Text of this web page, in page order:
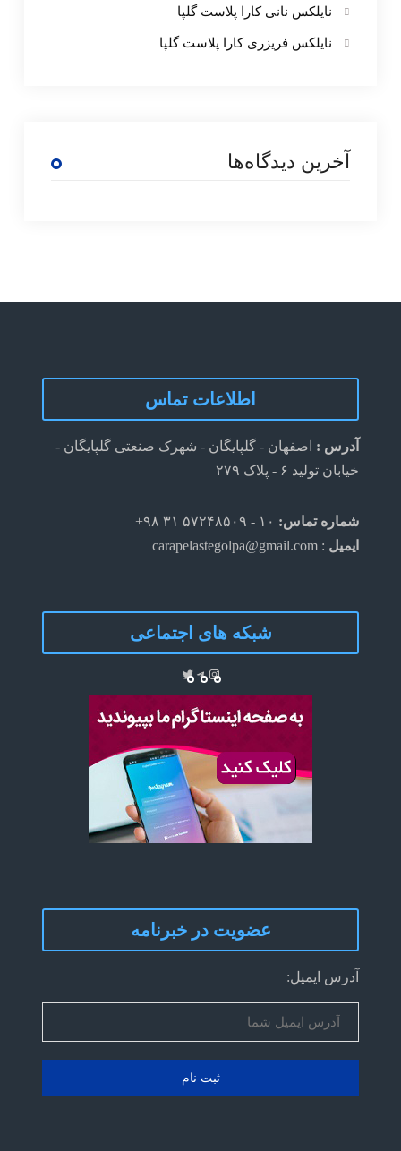
نایلکس نانی کارا پلاست گلپا
نایلکس فریزری کارا پلاست گلپا
آخرین دیدگاه‌ها
اطلاعات تماس
آدرس : اصفهان - گلپایگان - شهرک صنعتی گلپایگان -
خیابان تولید ۶ - پلاک ۲۷۹
شماره تماس:
ایمیل : carapelastegolpa@gmail.com
شبکه های اجتماعی
Instagram
Telegram
Twitter
عضویت در خبرنامه
آدرس ایمیل: